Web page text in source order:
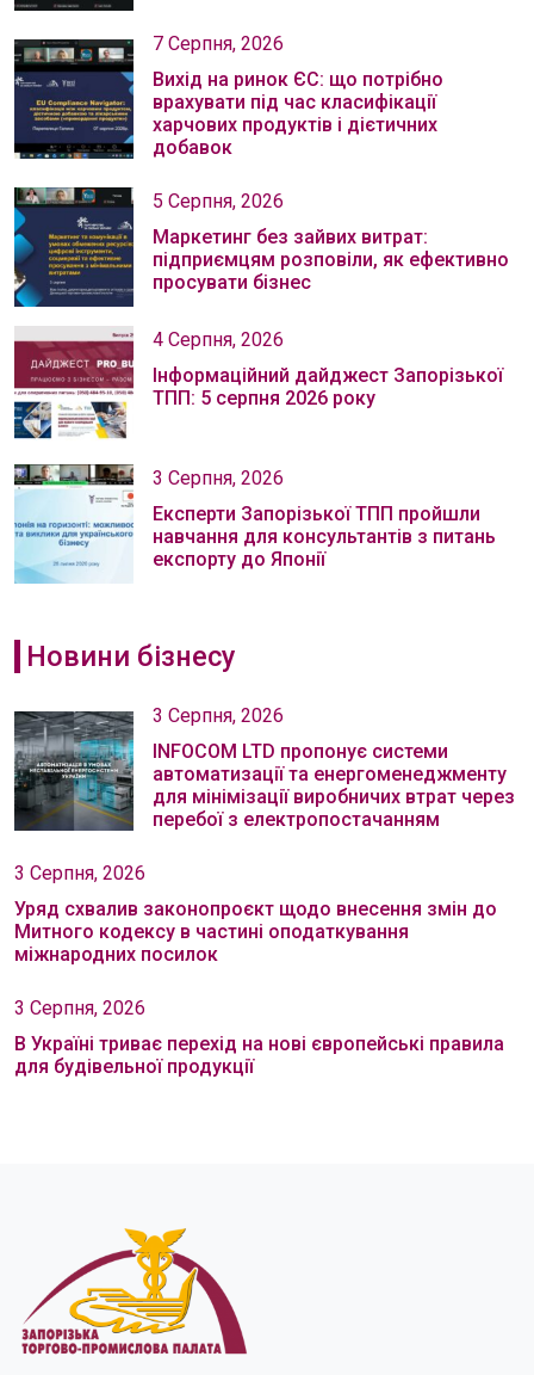
7 Серпня, 2026
Вихід на ринок ЄС: що потрібно
врахувати під час класифікації
харчових продуктів і дієтичних
добавок
5 Серпня, 2026
Маркетинг без зайвих витрат:
підприємцям розповіли, як ефективно
просувати бізнес
4 Серпня, 2026
Інформаційний дайджест Запорізької
ТПП: 5 серпня 2026 року
3 Серпня, 2026
Експерти Запорізької ТПП пройшли
навчання для консультантів з питань
експорту до Японії
Новини бізнесу
3 Серпня, 2026
INFOCOM LTD пропонує системи
автоматизації та енергоменеджменту
для мінімізації виробничих втрат через
перебої з електропостачанням
3 Серпня, 2026
Уряд схвалив законопроєкт щодо внесення змін до
Митного кодексу в частині оподаткування
міжнародних посилок
3 Серпня, 2026
В Україні триває перехід на нові європейські правила
для будівельної продукції